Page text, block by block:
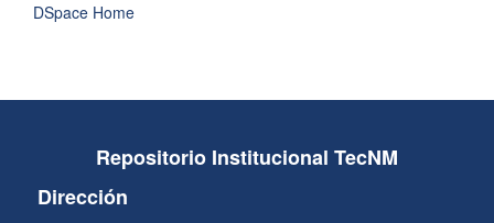
DSpace Home
Repositorio Institucional TecNM
Dirección